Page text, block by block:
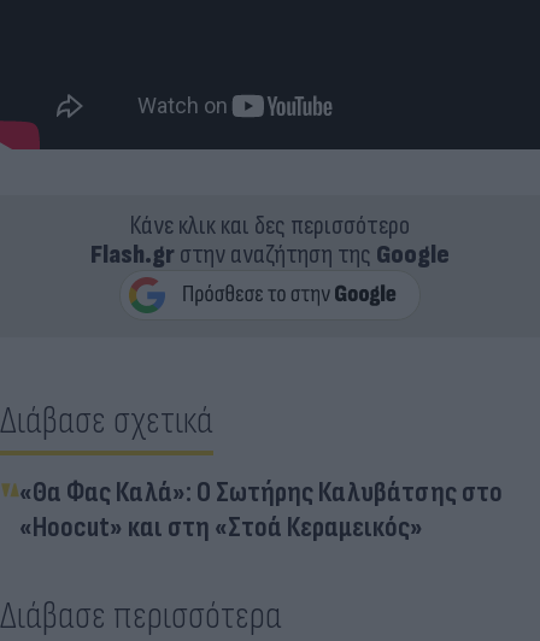
Κάνε κλικ και δες περισσότερο
Flash.grστην αναζήτηση της Google
Διάβασε σχετικά
«Θα Φας Καλά»: Ο Σωτήρης Καλυβάτσης στο
«Hoocut» και στη «Στοά Κεραμεικός»
Διάβασε περισσότερα